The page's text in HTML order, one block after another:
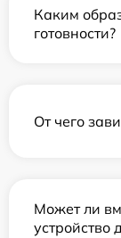
Каким
готовности?
От чего
Может ли
устройство